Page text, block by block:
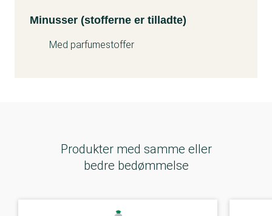
Minusser (stofferne er tilladte)
Med parfumestoffer
Produkter med samme eller
bedre bedømmelse